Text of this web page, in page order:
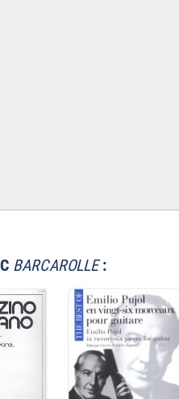
BARCAROLLE: